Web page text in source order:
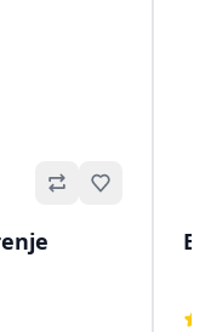
Omiljeno
K17W